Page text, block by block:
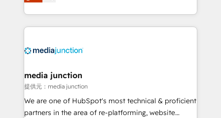
across industries through tailored marketing, sales,
and customer success strategies, utilizing RevOps
methodologies. As Latin America's largest HubSpot
offer unparalleled insights. Operating in five
Mexico, USA, and Portugal—we've executed over a
hundred successful operations. Our approach,
rooted in RevOps principles, integrates analysis,
training, planning, and qualification. Leveraging
media junction
提供元：media junction
We are one of HubSpot's most technical & proficient
partners in the area of re-platforming, website